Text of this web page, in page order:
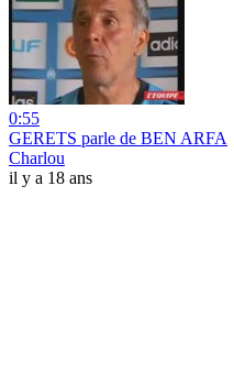
0:55
GERETS parle de BEN ARFA
Charlou
il y a 18 ans